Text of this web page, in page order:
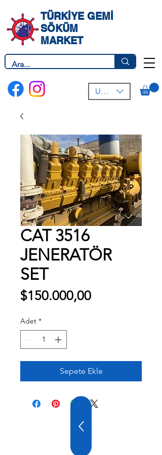
TÜRKİYE GEMİ
SÖKÜM
MARKET
USD ($)
CAT 3516
JENERATÖR
SET
$150.000,00Fiyat
Adet *
Sepete Ekle